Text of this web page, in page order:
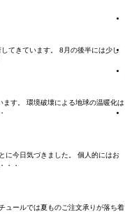
てきています。 8月の後半には少し
す。 環境破壊による地球の温暖化は
に今日気づきました。 個人的にはお
・・
ュールでは夏ものご注文承りが落ち着